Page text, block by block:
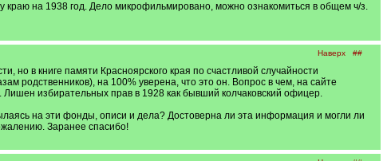
на 1938 год. Дело микрофильмировано, можно ознакомиться в общем ч/з.
Наверх ##
но в книге памяти Красноярского края по счастливой случайности
родственников), на 100% уверена, что это он. Вопрос в чем, на сайте
избирательных прав в 1928 как бывший колчаковский офицер.
на эти фонды, описи и дела? Достоверна ли эта информация и могли ли
Заранее спасибо!